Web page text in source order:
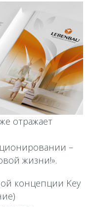
отражает
–
жизни!».
концепции Key